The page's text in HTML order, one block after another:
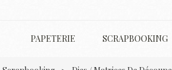
PAPETERIE SCRAPBOOKING